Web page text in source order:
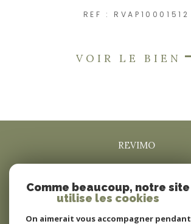
REF : RVAP10001512
VOIR LE BIEN
REVIMO
revimo@sfr.fr
34160 boisseron
Comme beaucoup, notre site
utilise les cookies
On aimerait vous accompagner pendant